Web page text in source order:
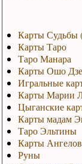
Карты
Карты Таро
Таро Манара
Карты Ошо
Игральные
Карты Марии
Цыганские
Карты мадам
Таро Эльтины
Карты
Руны